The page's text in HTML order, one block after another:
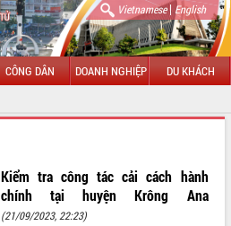
Vietnamese| English
CÔNG DÂN DOANH NGHIỆP DU KHÁCH
Kiểm tra công tác cải cách hành
chính tại huyện Krông Ana
(21/09/2023, 22:23)